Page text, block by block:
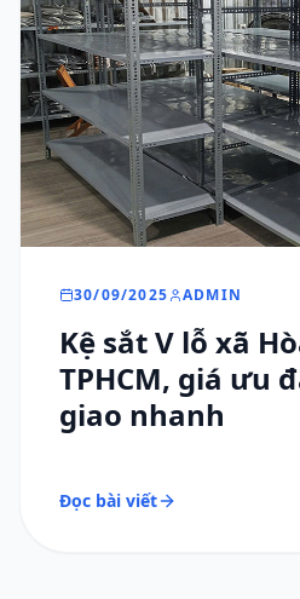
30/09/2025 ADMIN
Kệ sắt V lỗ xã
TPHCM, giá ưu
giao nhanh
Đọc bài viết